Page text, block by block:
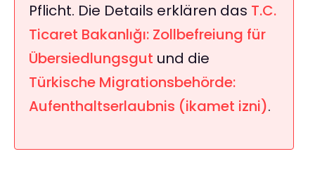
Pflicht. Die Details erklären das T.C.
Ticaret Bakanlığı: Zollbefreiung für
Übersiedlungsgut und die
Türkische Migrationsbehörde:
Aufenthaltserlaubnis (ikamet izni).